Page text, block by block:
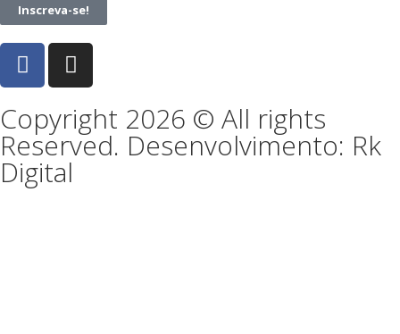
Inscreva-se!
Copyright 2026 © All rights
Reserved. Desenvolvimento: Rk
Digital